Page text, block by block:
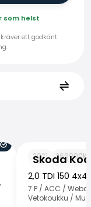
som helst
ett godkänt
Skoda
2021 266000
2,0 TDI 150 4x4
7.P / ACC /
Vetokoukku /